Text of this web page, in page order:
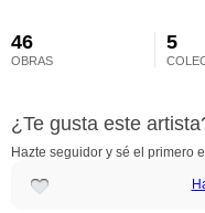
46
OBRAS
5
¿Te gusta este
Hazte seguidor y sé el primero